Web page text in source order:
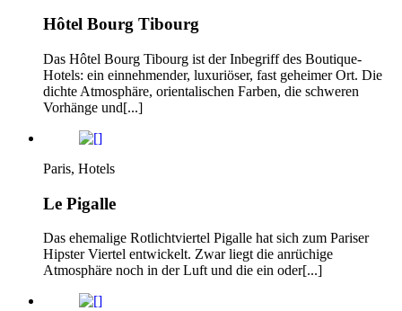
Hôtel Bourg Tibourg
Das Hôtel Bourg Tibourg ist der Inbegriff des Boutique-
Hotels: ein einnehmender, luxuriöser, fast geheimer Ort. Die
dichte Atmosphäre, orientalischen Farben, die schweren
Vorhänge und[...]
Paris, Hotels
Le Pigalle
Das ehemalige Rotlichtviertel Pigalle hat sich zum Pariser
Hipster Viertel entwickelt. Zwar liegt die anrüchige
Atmosphäre noch in der Luft und die ein oder[...]